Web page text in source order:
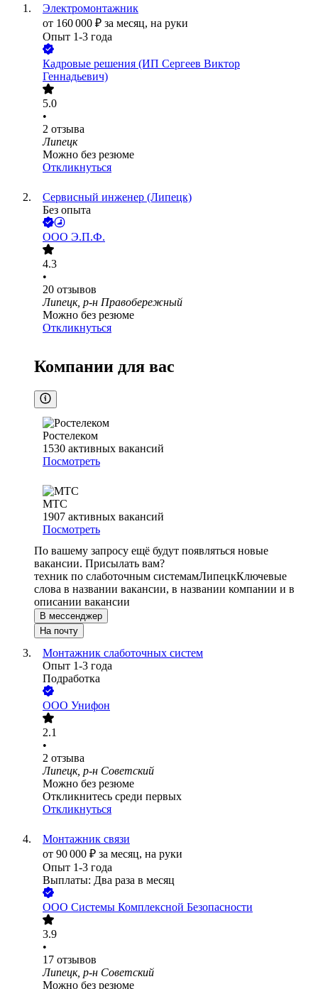
Электромонтажник
от 160 000 ₽ за месяц, на руки
Опыт 1-3 года
Кадровые решения (ИП Сергеев Виктор
Геннадьевич)
5.0
•
2 отзыва
Липецк
Можно без резюме
Откликнуться
Сервисный инженер (Липецк)
Без опыта
ООО Э.П.Ф.
4.3
•
20 отзывов
Липецк, р-н Правобережный
Можно без резюме
Откликнуться
Компании для вас
Ростелеком
1530 активных вакансий
Посмотреть
МТС
1907 активных вакансий
Посмотреть
По вашему запросу ещё будут появляться новые
вакансии. Присылать вам?
техник по слаботочным системамЛипецкКлючевые
слова в названии вакансии, в названии компании и в
описании вакансии
В мессенджер
На почту
Монтажник слаботочных систем
Опыт 1-3 года
Подработка
ООО Унифон
2.1
•
2 отзыва
Липецк, р-н Советский
Можно без резюме
Откликнитесь среди первых
Откликнуться
Монтажник связи
от 90 000 ₽ за месяц, на руки
Опыт 1-3 года
Выплаты: Два раза в месяц
ООО Системы Комплексной Безопасности
3.9
•
17 отзывов
Липецк, р-н Советский
Можно без резюме